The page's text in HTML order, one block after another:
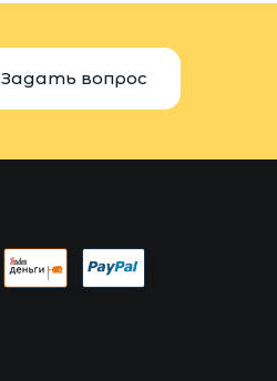
Задать вопрос